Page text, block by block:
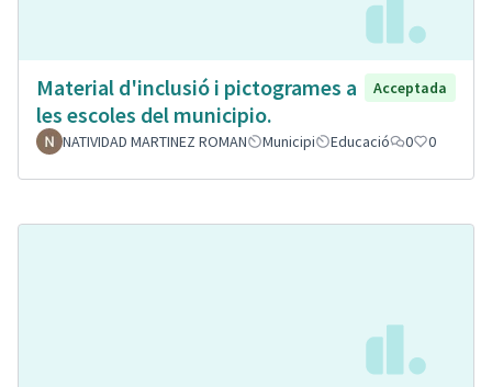
Material d'inclusió i pictogrames a
les escoles del municipio.
Acceptada
NATIVIDAD MARTINEZ ROMAN Municipi Educació 0 0